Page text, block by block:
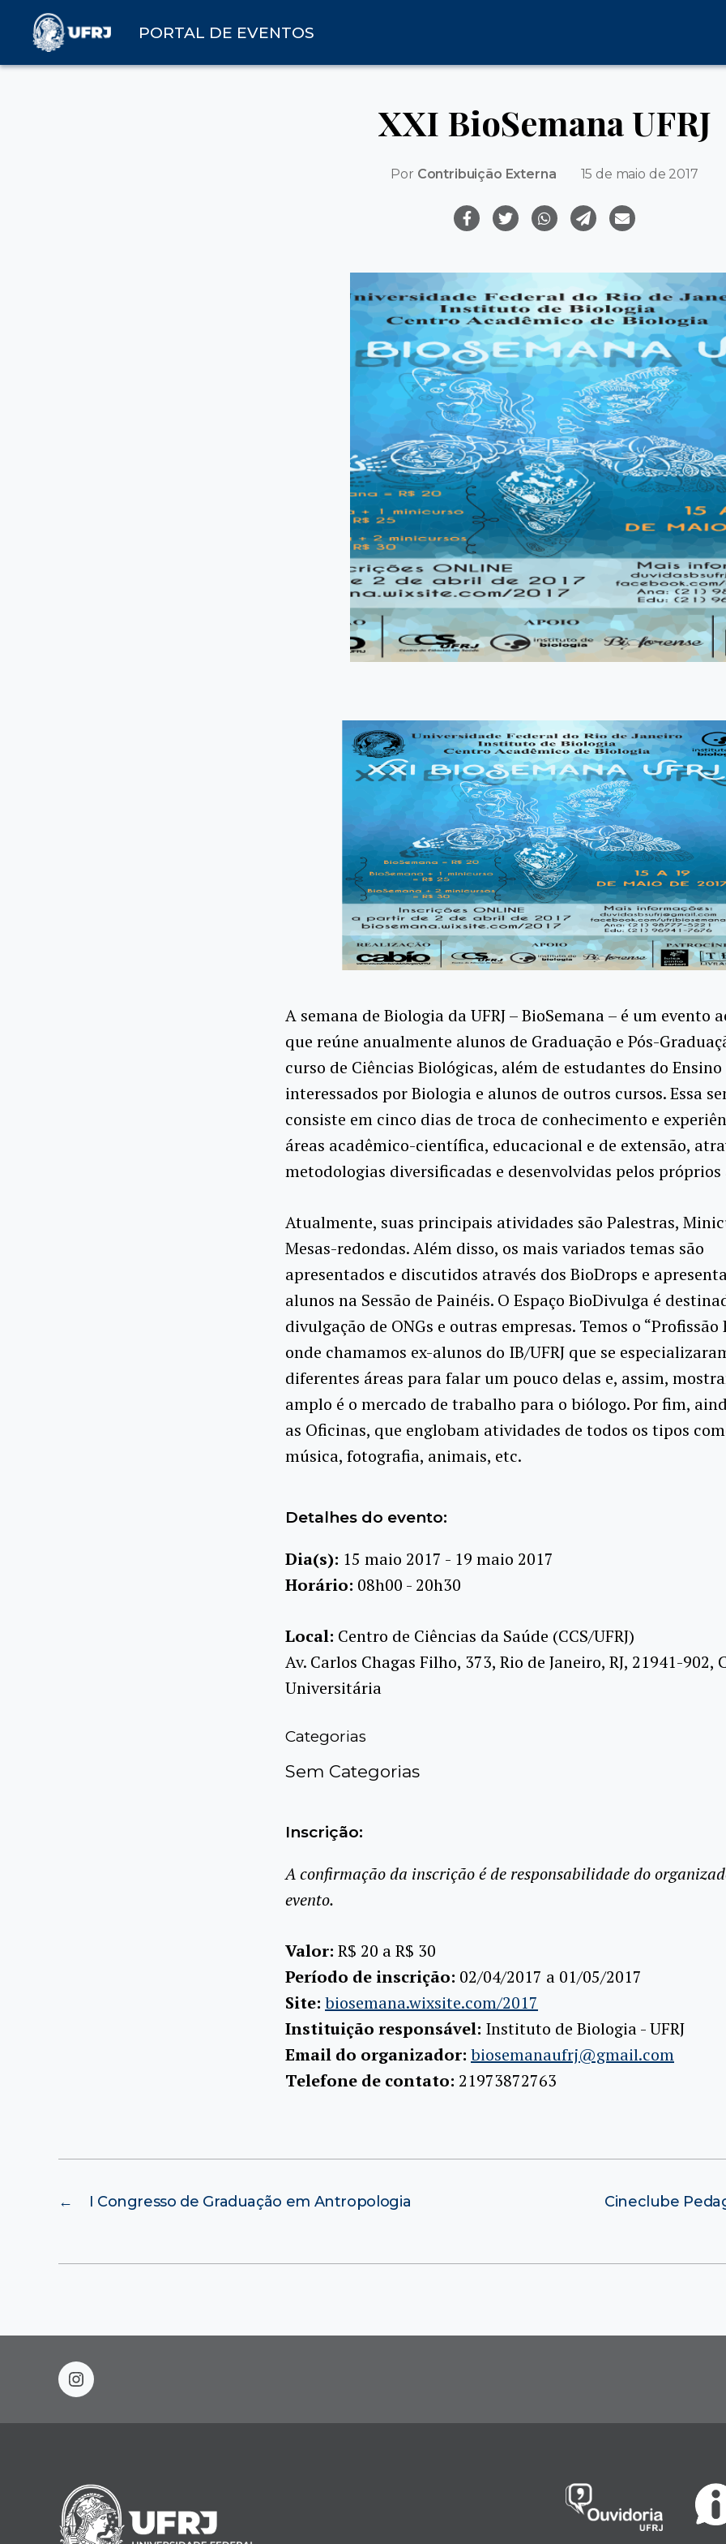
PORTAL DE EVENTOS
XXI BioSemana UFRJ
Por Contribuição Externa 15 de maio de 2017
A semana de Biologia da UFRJ – BioSemana – é um evento
que reúne anualmente alunos de Graduação e Pós-
curso de Ciências Biológicas, além de estudantes do
interessados por Biologia e alunos de outros cursos. Essa
consiste em cinco dias de troca de conhecimento e
áreas acadêmico-científica, educacional e de extensão,
metodologias diversificadas e desenvolvidas pelos próprios
Atualmente, suas principais atividades são Palestras,
Mesas-redondas. Além disso, os mais variados temas são
apresentados e discutidos através dos BioDrops e
alunos na Sessão de Painéis. O Espaço BioDivulga é
divulgação de ONGs e outras empresas. Temos o “Profissão
onde chamamos ex-alunos do IB/UFRJ que se
diferentes áreas para falar um pouco delas e, assim,
amplo é o mercado de trabalho para o biólogo. Por fim,
as Oficinas, que englobam atividades de todos os tipos
música, fotografia, animais, etc.
Detalhes do evento:
Dia(s): 15 maio 2017 - 19 maio 2017
Horário: 08h00 - 20h30
Local: Centro de Ciências da Saúde (CCS/UFRJ)
Av. Carlos Chagas Filho, 373, Rio de Janeiro, RJ, 21941-902,
Universitária
Categorias
Sem Categorias
Inscrição:
A confirmação da inscrição é de responsabilidade do
evento.
Valor: R$ 20 a R$ 30
Período de inscrição: 02/04/2017 a 01/05/2017
Site: biosemana.wixsite.com/2017
Instituição responsável: Instituto de Biologia - UFRJ
Email do organizador: biosemanaufrj@gmail.com
Telefone de contato: 21973872763
← I Congresso de Graduação em Antropologia
Cineclube
instagram